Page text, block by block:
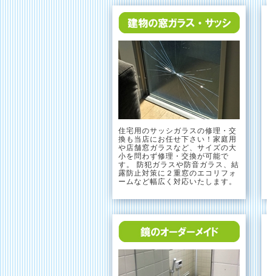
住宅用のサッシガラスの修理・交
換も当店にお任せ下さい！家庭用
や店舗窓ガラスなど、サイズの大
小を問わず修理・交換が可能で
す。 防犯ガラスや防音ガラス、結
露防止対策に２重窓のエコリフォ
ームなど幅広く対応いたします。